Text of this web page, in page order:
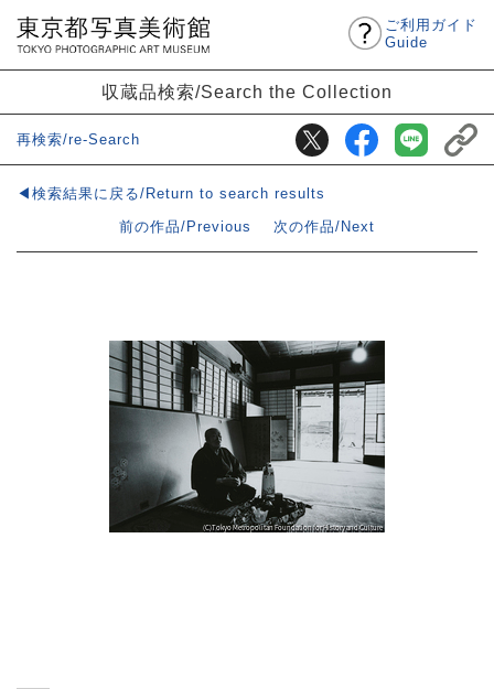
ご利用ガイド
Guide
収蔵品検索/Search the Collection
再検索/re-Search
◀検索結果に戻る/Return to search results
前の作品/Previous
次の作品/Next